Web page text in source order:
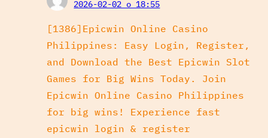
2026-02-02 o 18:55
[1386]Epicwin Online Casino
Philippines: Easy Login, Register,
and Download the Best Epicwin Slot
Games for Big Wins Today. Join
Epicwin Online Casino Philippines
for big wins! Experience fast
epicwin login & register